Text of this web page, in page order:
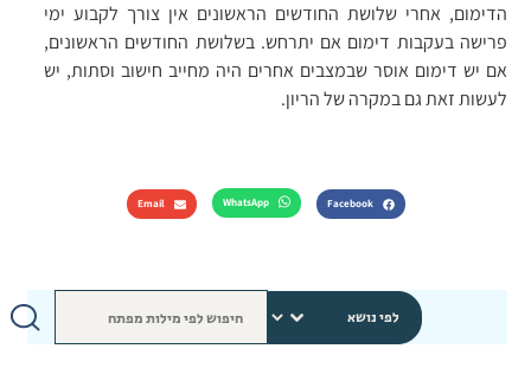
הדימום, אחרי שלושת החודשים הראשונים אין צורך לקבוע ימי
פרישה בעקבות דימום אם יתרחש. בשלושת החודשים הראשונים,
אם יש דימום אוסר שבמצבים אחרים היה מחייב חישוב וסתות, יש
לעשות זאת גם במקרה של הריון.
Facebook
WhatsApp
Email